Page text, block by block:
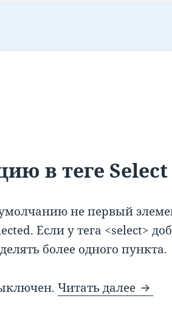
в теге Select
не первый
Если у тега <select>
более одного пункта.
Читать далее